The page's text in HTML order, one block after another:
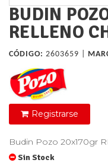
BUDIN
RELLENO
CÓDIGO: 2603659 |
Registrarse
Budin Pozo 20x170gr
Sin Stock